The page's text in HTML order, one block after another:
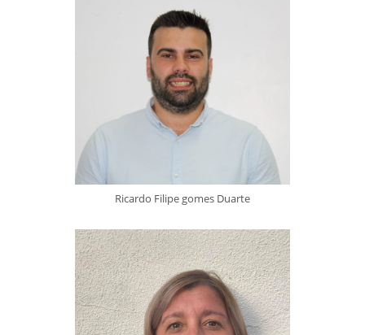
Ricardo Filipe gomes Duarte